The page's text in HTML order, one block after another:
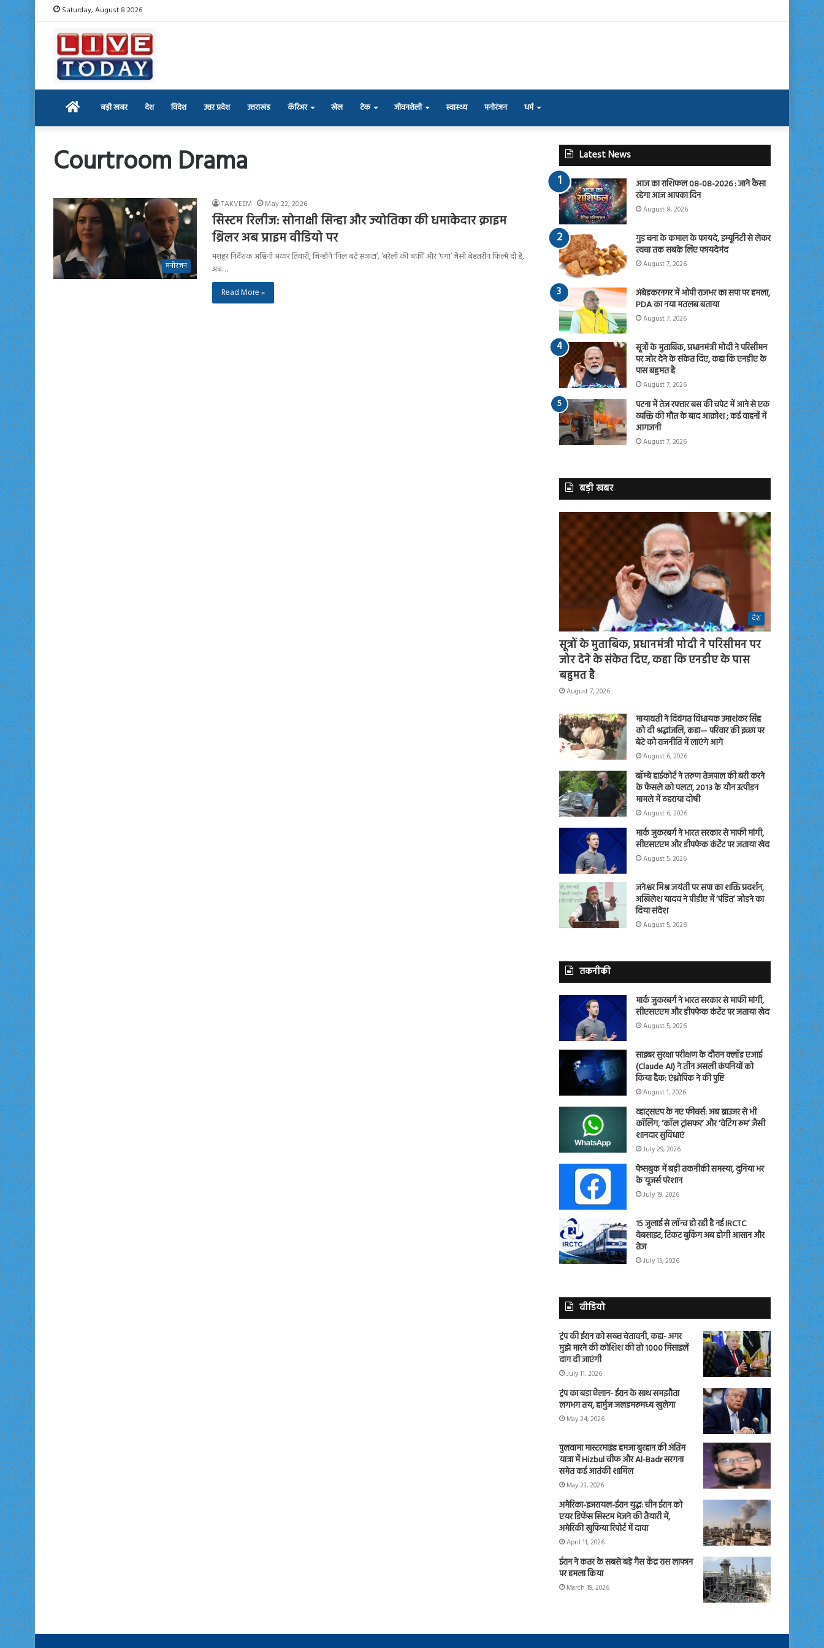
Saturday, August 8 2026
Home बड़ी खबर देश विदेश उत्तर प्रदेश उत्तराखंड कॅरिअर खेल टेक जीवनशैली स्वास्थ्य मनोरंजन धर्म
Courtroom Drama
मनोरंजन
TAKVEEM May 22, 2026
सिस्टम रिलीज: सोनाक्षी सिन्हा और ज्योतिका की धमाकेदार क्राइम
थ्रिलर अब प्राइम वीडियो पर
मशहूर निर्देशक अश्विनी अय्यर तिवारी, जिन्होंने ‘निल बटे सन्नाटा’, ‘बरेली की बर्फी’ और ‘पंगा’ जैसी बेहतरीन फिल्में दी हैं,
अब…
Read More »
Latest News
आज का राशिफल 08-08-2026 : जाने कैसा
रहेगा आज आपका दिन
August 8, 2026
गुड़ चना के कमाल के फायदे, इम्यूनिटी से लेकर
त्वचा तक सबके लिए फायदेमंद
August 7, 2026
अंबेडकरनगर में ओपी राजभर का सपा पर हमला,
PDA का नया मतलब बताया
August 7, 2026
सूत्रों के मुताबिक, प्रधानमंत्री मोदी ने परिसीमन
पर जोर देने के संकेत दिए, कहा कि एनडीए के
पास बहुमत है
August 7, 2026
पटना में तेज रफ्तार बस की चपेट में आने से एक
व्यक्ति की मौत के बाद आक्रोश ; कई वाहनों में
आगजनी
August 7, 2026
बड़ी खबर
देश
सूत्रों के मुताबिक, प्रधानमंत्री मोदी ने परिसीमन पर
जोर देने के संकेत दिए, कहा कि एनडीए के पास
बहुमत है
August 7, 2026
मायावती ने दिवंगत विधायक उमाशंकर सिंह
को दी श्रद्धांजलि, कहा— परिवार की इच्छा पर
बेटे को राजनीति में लाएंगे आगे
August 6, 2026
बॉम्बे हाईकोर्ट ने तरुण तेजपाल की बरी करने
के फैसले को पलटा, 2013 के यौन उत्पीड़न
मामले में ठहराया दोषी
August 6, 2026
मार्क जुकरबर्ग ने भारत सरकार से माफी मांगी,
सीएसएएम और डीपफेक कंटेंट पर जताया खेद
August 5, 2026
जनेश्वर मिश्र जयंती पर सपा का शक्ति प्रदर्शन,
अखिलेश यादव ने पीडीए में ‘पंडित’ जोड़ने का
दिया संदेश
August 5, 2026
तकनीकी
मार्क जुकरबर्ग ने भारत सरकार से माफी मांगी,
सीएसएएम और डीपफेक कंटेंट पर जताया खेद
August 5, 2026
साइबर सुरक्षा परीक्षण के दौरान क्लॉड एआई
(Claude AI) ने तीन असली कंपनियों को
किया हैक: एंथ्रोपिक ने की पुष्टि
August 1, 2026
व्हाट्सएप के नए फीचर्स: अब ब्राउजर से भी
कॉलिंग, ‘कॉल ट्रांसफर’ और ‘वेटिंग रूम’ जैसी
शानदार सुविधाएं
July 29, 2026
फेसबुक में बड़ी तकनीकी समस्या, दुनिया भर
के यूजर्स परेशान
July 19, 2026
15 जुलाई से लॉन्च हो रही है नई IRCTC
वेबसाइट, टिकट बुकिंग अब होगी आसान और
तेज
July 15, 2026
वीडियो
ट्रंप की ईरान को सख्त चेतावनी, कहा- अगर
मुझे मारने की कोशिश की तो 1000 मिसाइलें
दाग दी जाएंगी
July 11, 2026
ट्रंप का बड़ा ऐलान- ईरान के साथ समझौता
लगभग तय, हार्मुज जलडमरूमध्य खुलेगा
May 24, 2026
पुलवामा मास्टरमाइंड हमजा बुरहान की अंतिम
यात्रा में Hizbul चीफ और Al-Badr सरगना
समेत कई आतंकी शामिल
May 23, 2026
अमेरिका-इजरायल-ईरान युद्ध: चीन ईरान को
एयर डिफेंस सिस्टम भेजने की तैयारी में,
अमेरिकी खुफिया रिपोर्ट में दावा
April 11, 2026
ईरान ने कतर के सबसे बड़े गैस केंद्र रास लाफान
पर हमला किया
March 19, 2026